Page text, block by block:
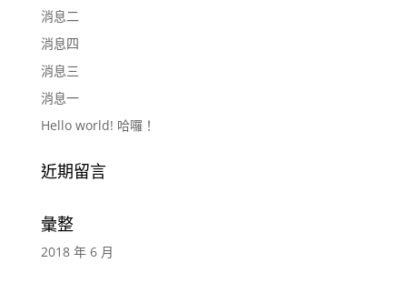
消息二
消息四
消息三
消息一
Hello world! 哈囉！
近期留言
彙整
2018 年 6 月